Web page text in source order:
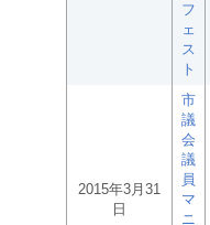
フ
ェ
ス
ト
2015年3月31
日
市
議
会
議
員
マ
ニ